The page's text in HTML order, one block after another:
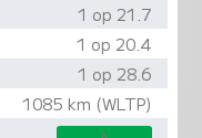
1 op 21.7
1 op 20.4
1 op 28.6
1085 km (WLTP)